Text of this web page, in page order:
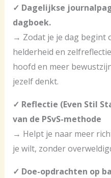
✓ Dagelijkse
dagboek.
→ Zodat je je dag begint
helderheid en
hoofd en meer
jezelf denkt.
✓ Reflectie (Even Stil
van de PSvS-methode
→ Helpt je naar meer
je wilt, zonder
✓ Doe-opdrachten op